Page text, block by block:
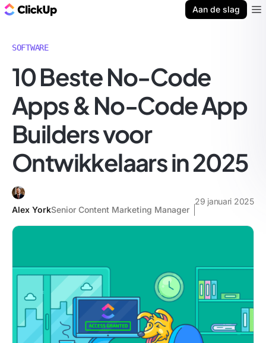
Aan de slag
SOFTWARE
10 Beste No-Code
Apps & No-Code App
Builders voor
Ontwikkelaars in 2025
Alex YorkSenior Content Marketing Manager
29 januari 2025